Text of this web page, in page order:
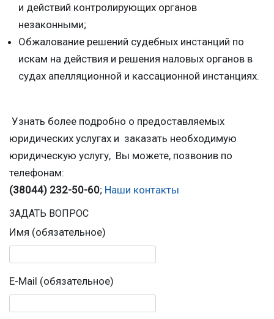
и действий контролирующих органов
незаконными;
Обжалование решений судебных инстанций по
искам на действия и решения наловых органов в
судах апелляционной и кассационной инстанциях.
Узнать более подробно о предоставляемых
юридических услугах и заказать необходимую
юридическую услугу, Вы можете, позвонив по
телефонам:
(38044) 232-50-60; Наши контакты
ЗАДАТЬ ВОПРОС
Имя (обязательное)
E-Mail (обязательное)